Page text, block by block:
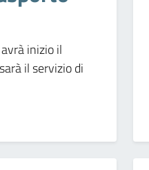
inizio il
il servizio di